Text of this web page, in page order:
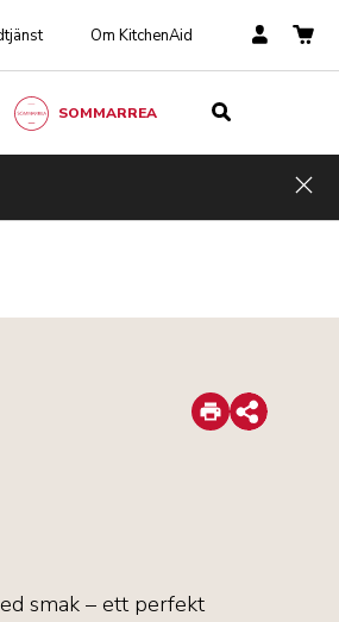
Om KitchenAid
SOMMARREA
Print
Share
smak – ett perfekt